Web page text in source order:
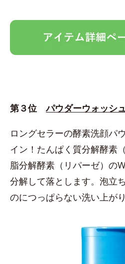
第３位パウダーウォッシ
ロングセラーの酵素洗顔パ
イン！たんぱく質分解酵素
脂分解酵素（リパーゼ）の
分解して落とします。泡立
のにつっぱらない洗い上が